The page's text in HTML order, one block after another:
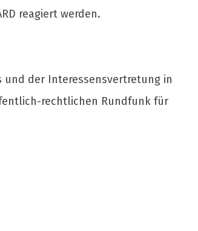
reagiert werden.
und der Interessensvertretung in
rechtlichen Rundfunk für